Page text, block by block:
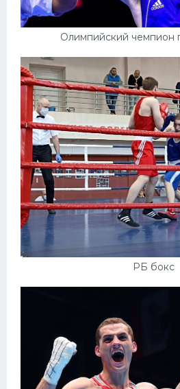
Олимпийский чемпион
РБ бокс